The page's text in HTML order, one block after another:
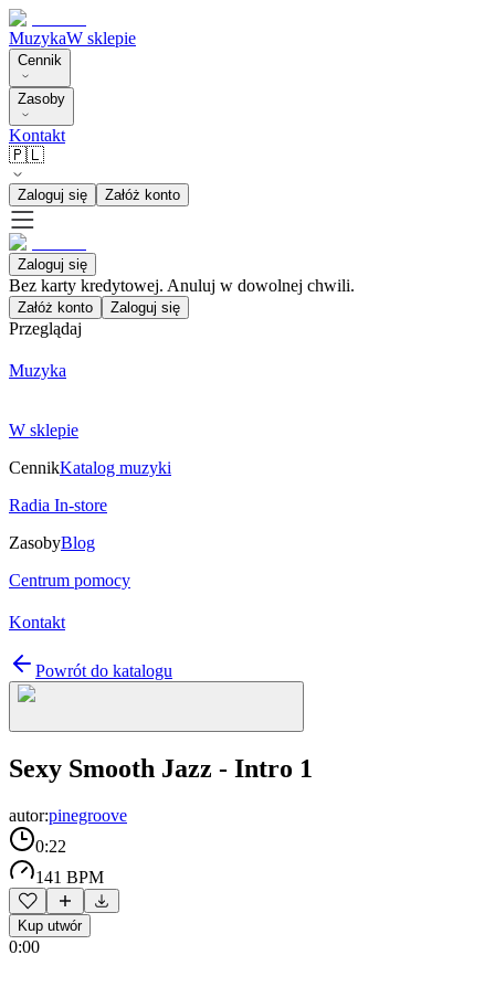
MuzykaW sklepie
Cennik
Zasoby
Kontakt
🇵🇱
Zaloguj się Załóż konto
Zaloguj się
Bez karty kredytowej. Anuluj w dowolnej chwili.
Załóż konto Zaloguj się
Przeglądaj
Muzyka
W sklepie
CennikKatalog muzyki
Radia In-store
ZasobyBlog
Centrum pomocy
Kontakt
Powrót do katalogu
Sexy Smooth Jazz - Intro 1
autor:pinegroove
0:22
141 BPM
Kup utwór
0:00